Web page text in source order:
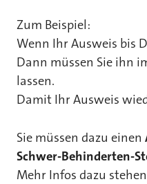
Zum Beispiel:
Wenn Ihr Ausweis bis
Dann müssen Sie ihn
lassen.
Damit Ihr Ausweis
Sie müssen dazu einen
Schwer-Behinderten-
Mehr Infos dazu